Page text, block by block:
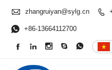
 zhangruiyan@sylg.cn 
 +86-13664112700
    